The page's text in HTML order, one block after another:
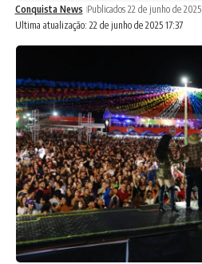
Ultima atualização: 22 de junho de 2025 17:37
Conquista News Publicados 22 de junho de 2025